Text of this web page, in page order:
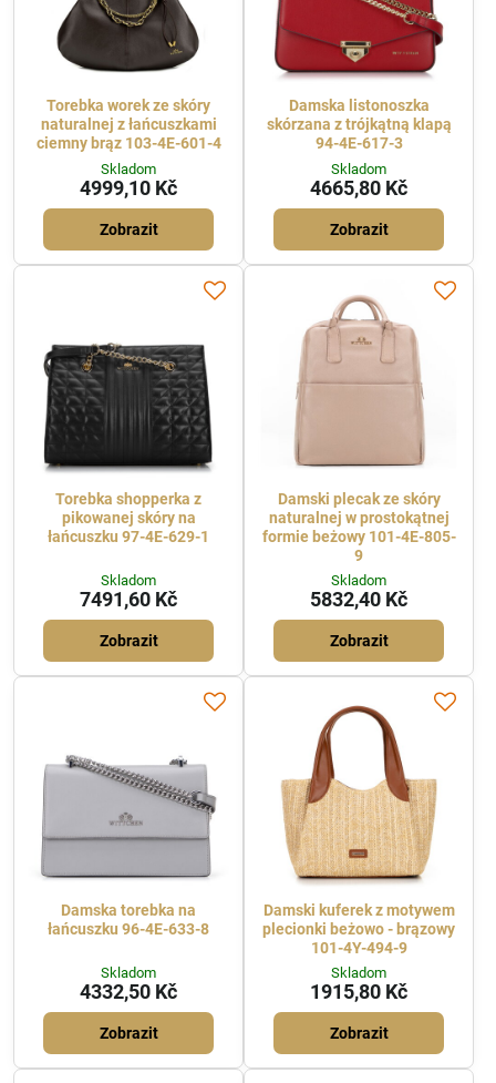
Torebka worek ze skóry
naturalnej z łańcuszkami
ciemny brąz 103-4E-601-4
Skladom
4999,10 Kč
Zobrazit
Damska listonoszka
skórzana z trójkątną klapą
94-4E-617-3
Skladom
4665,80 Kč
Zobrazit
Torebka shopperka z
pikowanej skóry na
łańcuszku 97-4E-629-1
Skladom
7491,60 Kč
Zobrazit
Damski plecak ze skóry
naturalnej w prostokątnej
formie beżowy 101-4E-805-
9
Skladom
5832,40 Kč
Zobrazit
Damska torebka na
łańcuszku 96-4E-633-8
Skladom
4332,50 Kč
Zobrazit
Damski kuferek z motywem
plecionki beżowo - brązowy
101-4Y-494-9
Skladom
1915,80 Kč
Zobrazit